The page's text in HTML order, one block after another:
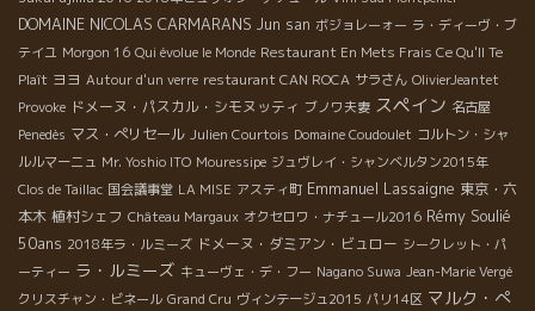
DOMAINE NICOLAS CARMARANS Jun san ボジョレーォー ラ・ディーヴ・ブ
テイユ Morgon 16 Qui évolue le Monde Restaurant En Mets Frais Ce Qu'Il Te
Plaît ヨヨ Autour d'un verre restaurant CAN ROCA サラさん OlivierJeantet
Provoke ドメーヌ・パスカル・シモヌッティ ブノワ夫妻 スペイン 名古屋
Penedès マス・ぺリセール Julien Courtois Domaine Coudoulet コルトン・シャ
ルルマーニュ Mr. Yoshio ITO Mouressipe ジュヴレイ・シャンベルタン2015年
Clos de Taillac 国会議事堂 LA MISE アスティ町 Emmanuel Lassaigne 東京・六
本木 植村シェフ Château Margaux オクセロワ・ナチュール2016 Rémy Soulié
50ans 2018年ラ・ルミーズ ドメーヌ・ダミアン・ビュロー シークレット・パ
ーティー ラ・ルミーズ キューヴェ・デ・フー Nagano Suwa Jean-Marie Vergé
クリスチャン・ビネール Grand Cru ヴィンテージュ2015 パリ14区 マルク・ぺ